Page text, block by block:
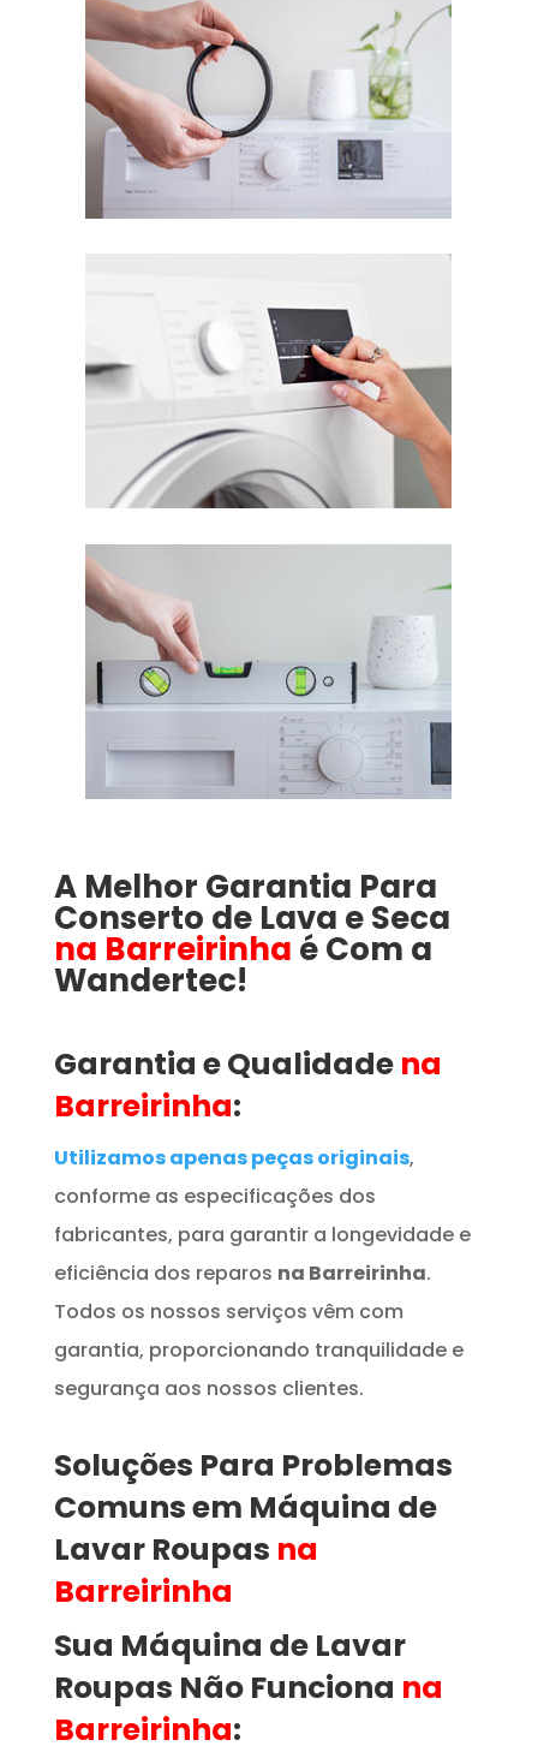
A Melhor Garantia Para
Conserto de Lava e Seca
na Barreirinha é Com a
Wandertec!
Garantia e Qualidadena
Barreirinha:
Utilizamos apenas peças originais,
conforme as especificações dos
fabricantes, para garantir a longevidade e
eficiência dos reparos na Barreirinha.
Todos os nossos serviços vêm com
garantia, proporcionando tranquilidade e
segurança aos nossos clientes.
Soluções Para Problemas
Comuns em Máquina de
Lavar Roupas na
Barreirinha
Sua Máquina de Lavar
Roupas Não Funciona na
Barreirinha: